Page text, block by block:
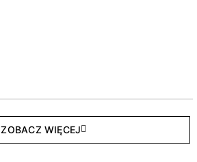
ZOBACZ WIĘCEJ